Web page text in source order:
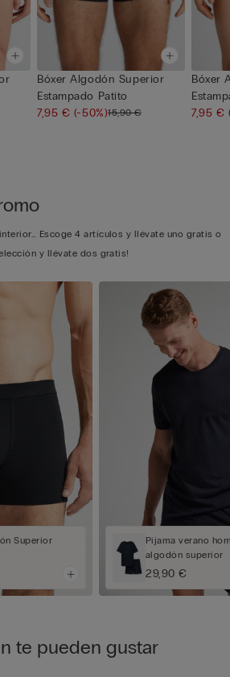
Bóxer Algodón Superior
Estampado Patito
7,95 € (-50%)15,90 €
Bóxer
7,95 €
Escoge 4 artículos y llévate uno gratis o
y llévate dos gratis!
Superior
Pijama verano
algodón superior
29,90 €
te pueden gustar